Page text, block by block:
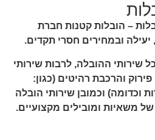
– הובלות קטנות חברת
ובמחירים חסרי תקדים.
שירותי ההובלה, לרבות שירותי
והרכבת רהיטים (כגון:
וכדומה) וכמובן שירותי הובלה
משאיות ומובילים מקצועיים.